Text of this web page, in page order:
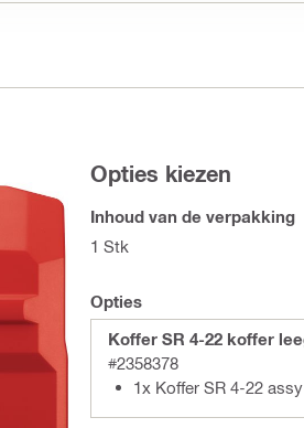
Opties kiezen
Inhoud van de verpakking
1 Stk
Opties
Koffer SR 4-22 koffer
#2358378
1x Koffer SR 4-22 assy